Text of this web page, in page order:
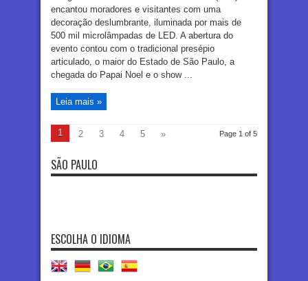
encantou moradores e visitantes com uma
decoração deslumbrante, iluminada por mais de
500 mil microlâmpadas de LED. A abertura do
evento contou com o tradicional presépio
articulado, o maior do Estado de São Paulo, a
chegada do Papai Noel e o show ...
Leia mais »
Page 1 of 5
1 2 3 4 5 »
SÃO PAULO
ESCOLHA O IDIOMA